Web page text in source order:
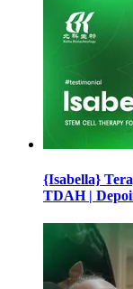
{Isabella}
TDAH |